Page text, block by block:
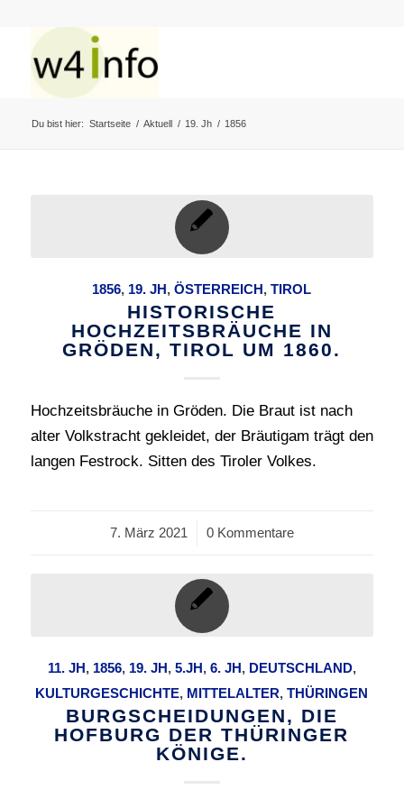
Du bist hier: Startseite / Aktuell / 19. Jh / 1856
1856, 19. JH,ÖSTERREICH,TIROL
HISTORISCHE
HOCHZEITSBRÄUCHE IN
GRÖDEN, TIROL UM 1860.
Hochzeitsbräuche in Gröden. Die Braut ist nach
alter Volkstracht gekleidet, der Bräutigam trägt den
langen Festrock. Sitten des Tiroler Volkes.
7. März 2021
/ 0 Kommentare
11. JH, 1856, 19. JH, 5.JH, 6. JH, DEUTSCHLAND,
KULTURGESCHICHTE, MITTELALTER,THÜRINGEN
BURGSCHEIDUNGEN, DIE
HOFBURG DER THÜRINGER
KÖNIGE.